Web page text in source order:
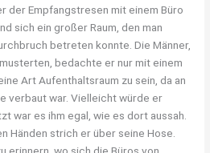
der Empfangstresen mit einem Büro
sich ein großer Raum, den man
betreten konnte. Die Männer,
bedachte er nur mit einem
Art Aufenthaltsraum zu sein, da an
verbaut war. Vielleicht würde er
war es ihm egal, wie es dort aussah.
Händen strich er über seine Hose.